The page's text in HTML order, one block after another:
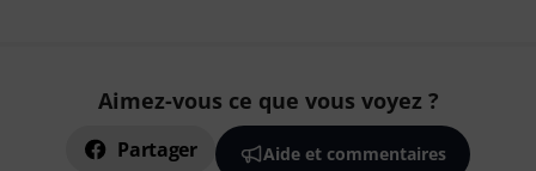
Aimez-vous ce que vous voyez ?
Partager Aide et commentaires